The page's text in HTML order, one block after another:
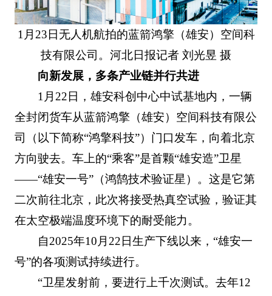
1月23日无人机航拍的蓝箭鸿擎（雄安）空间科
技有限公司。河北日报记者 刘光昱 摄
向新发展，多条产业链并行共进
1月22日，雄安科创中心中试基地内，一辆
全封闭货车从蓝箭鸿擎（雄安）空间科技有限公
司（以下简称“鸿擎科技”）门口发车，向着北京
方向驶去。车上的“乘客”是首颗“雄安造”卫星
——“雄安一号”（鸿鹄技术验证星）。这是它第
二次前往北京，此次将接受热真空试验，验证其
在太空极端温度环境下的耐受能力。
自2025年10月22日生产下线以来，“雄安一
号”的各项测试持续进行。
“卫星发射前，要进行上千次测试。去年12